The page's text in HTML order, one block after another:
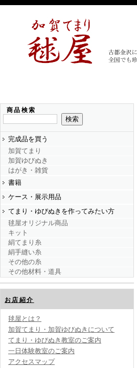
商品検索
完成品を買う
加賀てまり
加賀ゆびぬき
はがき・雑貨
書籍
ケース・展示用品
てまり・ゆびぬきを作ってみたい方
毬屋オリジナル商品
キット
絹てまり糸
絹手縫い糸
その他の糸
その他材料・道具
お店紹介
毬屋とは？
加賀てまり・加賀ゆびぬきについて
てまり・ゆびぬき教室のご案内
一日体験教室のご案内
アクセスマップ